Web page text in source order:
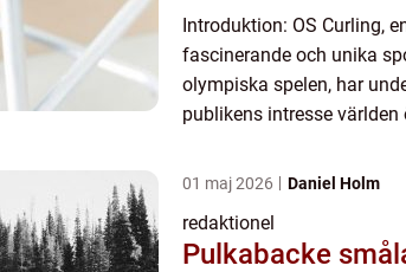
Introduktion: OS Curling,
fascinerande och unika
olympiska spelen, har
publikens intresse världen
det vara svårt att förstå...
01 maj 2026 Daniel Holm
redaktionel
Pulkabacke småland